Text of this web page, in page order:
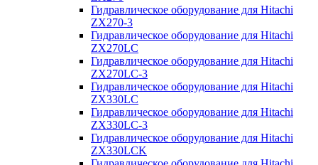
Гидравлическое оборудование для Hitachi
ZX270-3
Гидравлическое оборудование для Hitachi
ZX270LC
Гидравлическое оборудование для Hitachi
ZX270LC-3
Гидравлическое оборудование для Hitachi
ZX330LC
Гидравлическое оборудование для Hitachi
ZX330LC-3
Гидравлическое оборудование для Hitachi
ZX330LCK